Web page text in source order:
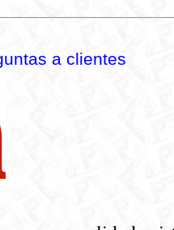
a clientes